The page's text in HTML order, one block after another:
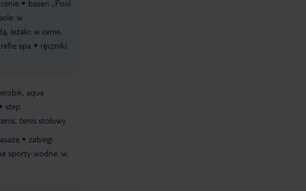
basen „Pool
w
leżaki: w cenie,
spa
ręczniki:
aqua
step
tenis stołowy
zabiegi
sporty wodne: w